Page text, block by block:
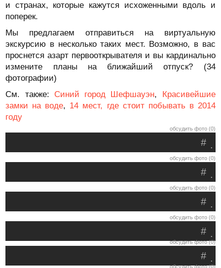
и странах, которые кажутся исхоженными вдоль и
поперек.
Мы предлагаем отправиться на виртуальную
экскурсию в несколько таких мест. Возможно, в вас
проснется азарт первооткрывателя и вы кардинально
измените планы на ближайший отпуск? (34
фотографии)
См. также: Синий город Шефшауэн, Красивейшие
замки на воде, 14 мест, где стоит побывать в 2014
году
обсудить фото (0)
.
#
обсудить фото (0)
.
#
обсудить фото (0)
.
#
обсудить фото (0)
.
#
обсудить фото (0)
.
#
обсудить фото (0)